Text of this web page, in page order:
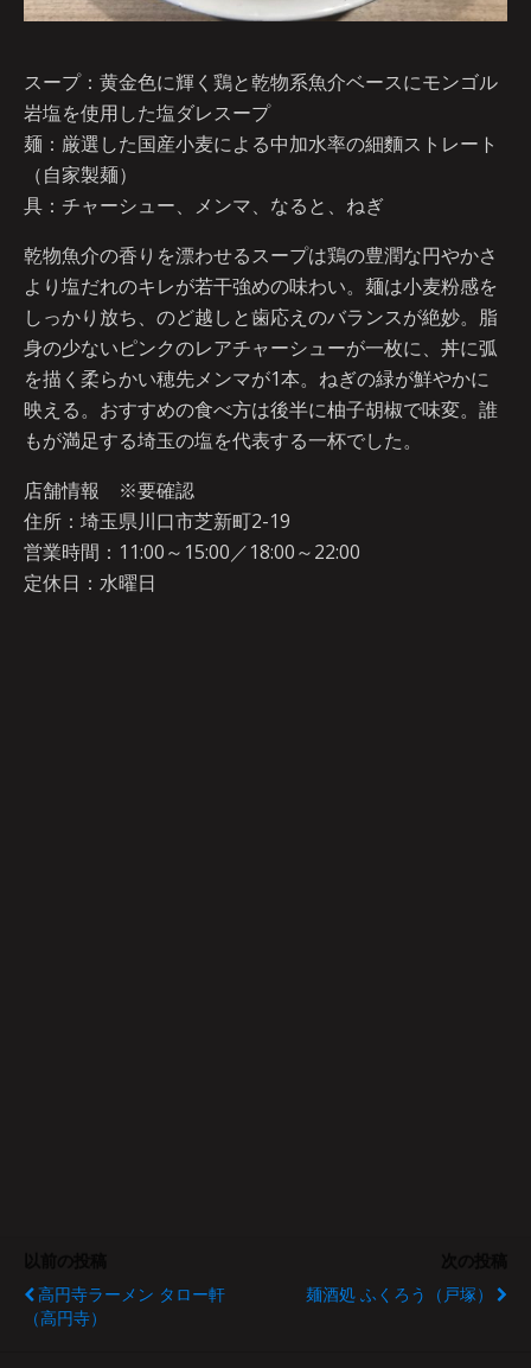
スープ：黄金色に輝く鶏と乾物系魚介ベースにモンゴル
岩塩を使用した塩ダレスープ
麺：厳選した国産小麦による中加水率の細麵ストレート
（自家製麺）
具：チャーシュー、メンマ、なると、ねぎ
乾物魚介の香りを漂わせるスープは鶏の豊潤な円やかさ
より塩だれのキレが若干強めの味わい。麺は小麦粉感を
しっかり放ち、のど越しと歯応えのバランスが絶妙。脂
身の少ないピンクのレアチャーシューが一枚に、丼に弧
を描く柔らかい穂先メンマが1本。ねぎの緑が鮮やかに
映える。おすすめの食べ方は後半に柚子胡椒で味変。誰
もが満足する埼玉の塩を代表する一杯でした。
店舗情報 ※要確認
住所：埼玉県川口市芝新町2-19
営業時間：11:00～15:00／18:00～22:00
定休日：水曜日
高円寺ラーメン タロー軒
（高円寺）
麺酒処 ふくろう（戸塚）